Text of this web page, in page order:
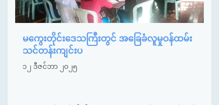
မကွေးတိုင်းဒေသကြီးတွင် အခြေခံလူမှုဝန်ထမ်း
သင်တန်းကျင်းပ
၁၂ ဒီဇင်ဘာ ၂၀၂၅